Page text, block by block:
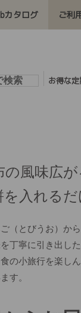
カタログ ご利
お得な
風味広
入れるだ
（とびうお）か
丁寧に引き出し
の小旅行を楽し
す。